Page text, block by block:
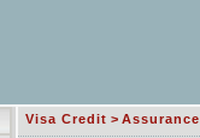
Visa Credit >